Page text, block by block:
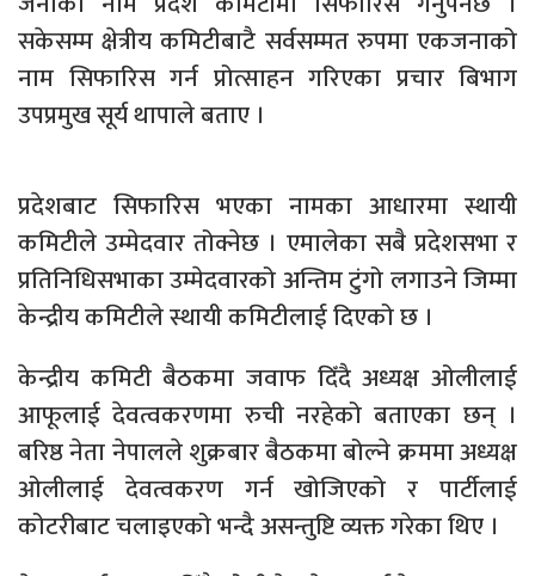
सकेसम्म क्षेत्रीय कमिटीबाटै सर्वसम्मत रुपमा एकजनाको
नाम सिफारिस गर्न प्रोत्साहन गरिएका प्रचार बिभाग
उपप्रमुख सूर्य थापाले बताए ।
प्रदेशबाट सिफारिस भएका नामका आधारमा स्थायी
कमिटीले उम्मेदवार तोक्नेछ । एमालेका सबै प्रदेशसभा र
प्रतिनिधिसभाका उम्मेदवारको अन्तिम टुंगो लगाउने जिम्मा
केन्द्रीय कमिटीले स्थायी कमिटीलाई दिएको छ ।
केन्द्रीय कमिटी बैठकमा जवाफ दिँदै अध्यक्ष ओलीलाई
आफूलाई देवत्वकरणमा रुची नरहेको बताएका छन् ।
बरिष्ठ नेता नेपालले शुक्रबार बैठकमा बोल्ने क्रममा अध्यक्ष
ओलीलाई देवत्वकरण गर्न खोजिएको र पार्टीलाई
कोटरीबाट चलाइएको भन्दै असन्तुष्टि व्यक्त गरेका थिए ।